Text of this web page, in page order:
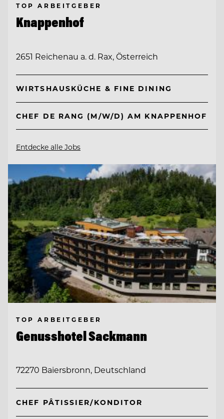
TOP ARBEITGEBER
Knappenhof
2651 Reichenau a. d. Rax, Österreich
WIRTSHAUSKÜCHE & FINE DINING
CHEF DE RANG (M/W/D) AM KNAPPENHOF
Entdecke alle Jobs
TOP ARBEITGEBER
Genusshotel Sackmann
72270 Baiersbronn, Deutschland
CHEF PÂTISSIER/KONDITOR